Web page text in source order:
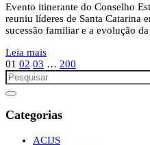
Evento itinerante do Conselho
reuniu líderes de Santa Catarina
sucessão familiar e a evolução
Leia mais
01 02 03 … 200
Categorias
ACIJS